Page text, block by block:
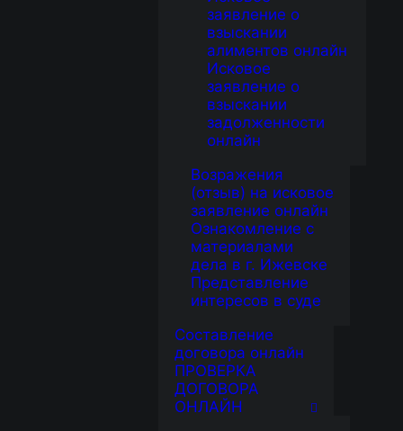
заявление о
взыскании
алиментов онлайн
Исковое
заявление о
взыскании
задолженности
онлайн
Возражения
(отзыв) на исковое
заявление онлайн
Ознакомление с
материалами
дела в г. Ижевске
Представление
интересов в суде
Составление
договора онлайн
ПРОВЕРКА
ДОГОВОРА
ОНЛАЙН